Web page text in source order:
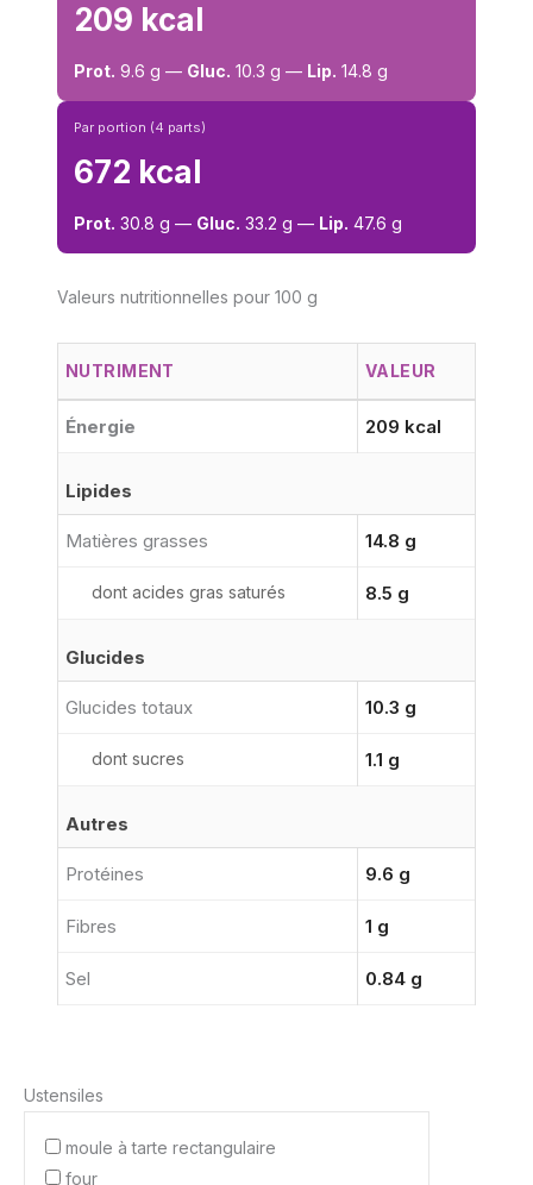
209 kcal
Prot. 9.6 g — Gluc. 10.3 g — Lip. 14.8 g
Par portion (4 parts)
672 kcal
Prot. 30.8 g — Gluc. 33.2 g — Lip. 47.6 g
Valeurs nutritionnelles pour 100 g
NUTRIMENT VALEUR
Énergie 209 kcal
Lipides
Matières grasses 14.8 g
dont acides gras saturés 8.5 g
Glucides
Glucides totaux 10.3 g
dont sucres 1.1 g
Autres
Protéines 9.6 g
Fibres 1 g
Sel 0.84 g
Ustensiles
moule à tarte rectangulaire
four